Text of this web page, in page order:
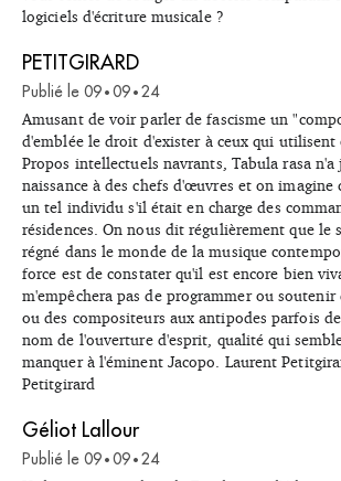
logiciels d'écriture musicale ?
PETITGIRARD
Publié le 09 • 09 • 24
Amusant de voir parler de fascisme un
d'emblée le droit d'exister à ceux qui utilisent
Propos intellectuels navrants, Tabula rasa n'a
naissance à des chefs d'œuvres et on imagine
un tel individu s'il était en charge des
résidences. On nous dit régulièrement que le
régné dans le monde de la musique
force est de constater qu'il est encore bien
m'empêchera pas de programmer ou soutenir
ou des compositeurs aux antipodes parfois
nom de l'ouverture d'esprit, qualité qui
manquer à l'éminent Jacopo. Laurent
Petitgirard
Géliot Lallour
Publié le 09 • 09 • 24